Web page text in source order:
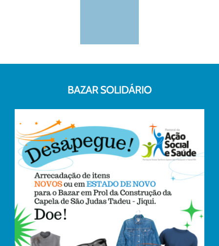
BAZAR SOLIDÁRIO